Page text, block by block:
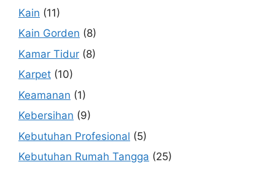
Kain (11)
Kain Gorden (8)
Kamar Tidur (8)
Karpet (10)
Keamanan (1)
Kebersihan (9)
Kebutuhan Profesional (5)
Kebutuhan Rumah Tangga (25)